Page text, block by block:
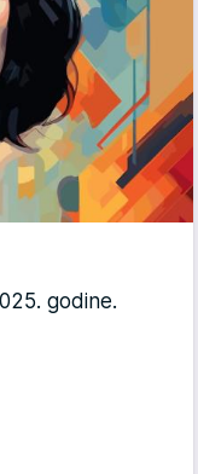
godine.